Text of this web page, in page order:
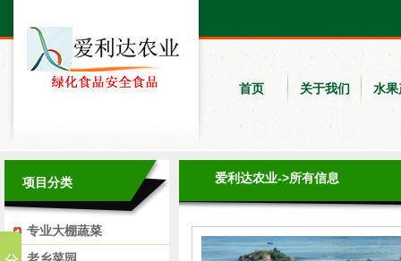
首页 关于我们 水果
项目分类
专业大棚蔬菜
爱利达农业->所有信息